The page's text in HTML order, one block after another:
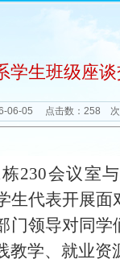
学生班级座
06-05 点击数： 258 次
栋230会议室
代表开展面
门领导对同学
学、就业资